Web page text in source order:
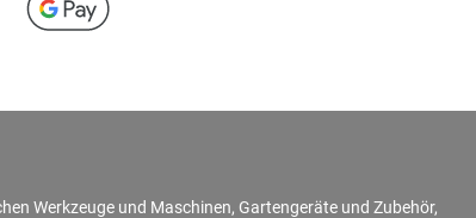
Werkzeuge und Maschinen, Gartengeräte und Zubehör,